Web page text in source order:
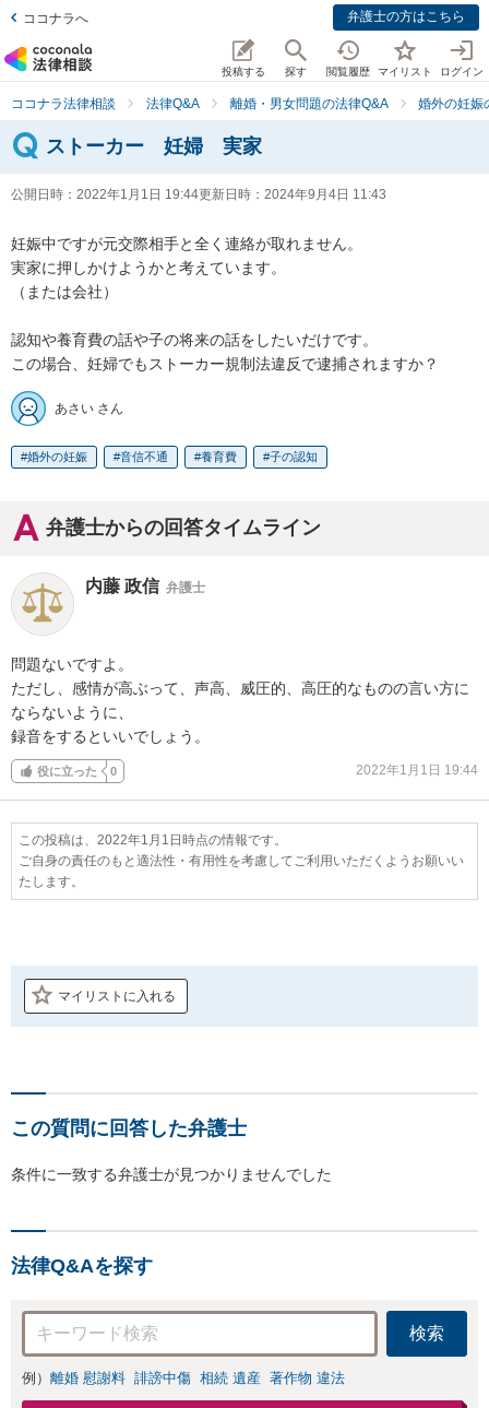
ココナラへ 弁護士の方はこちら
投稿する 探す 閲覧履歴 マイリスト ログイン
ココナラ法律相談 法律Q&A 離婚・男女問題の法律Q&A 婚外の妊娠
ストーカー 妊婦 実家
公開日時： 2022年1月1日 19:44更新日時： 2024年9月4日 11:43
妊娠中ですが元交際相手と全く連絡が取れません。
実家に押しかけようかと考えています。
（または会社）
認知や養育費の話や子の将来の話をしたいだけです。
この場合、妊婦でもストーカー規制法違反で逮捕されますか？
あさい さん
婚外の妊娠 音信不通 養育費 子の認知
弁護士からの回答タイムライン
内藤 政信 弁護士
問題ないですよ。
ただし、感情が高ぶって、声高、威圧的、高圧的なものの言い方に
ならないように、
録音をするといいでしょう。
役に立った 0 2022年1月1日 19:44
この投稿は、2022年1月1日時点の情報です。
ご自身の責任のもと適法性・有用性を考慮してご利用いただくようお願いい
たします。
マイリストに入れる
この質問に回答した弁護士
条件に一致する弁護士が見つかりませんでした
法律Q&Aを探す
検索
例） 離婚 慰謝料 誹謗中傷 相続 遺産 著作物 違法